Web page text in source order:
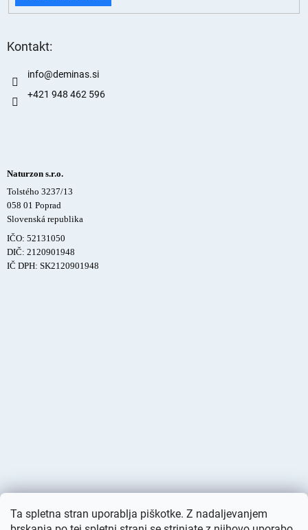
Ta spletna stran uporablja piškotke. Z nadaljevanjem
Kontakt:
info@deminas.si
+421 948 462 596
Naturzon s.r.o.
Tolstého 3237/13
058 01 Poprad
Slovenská republika
IČO: 52131050
DIČ: 2120901948
IČ DPH: SK2120901948